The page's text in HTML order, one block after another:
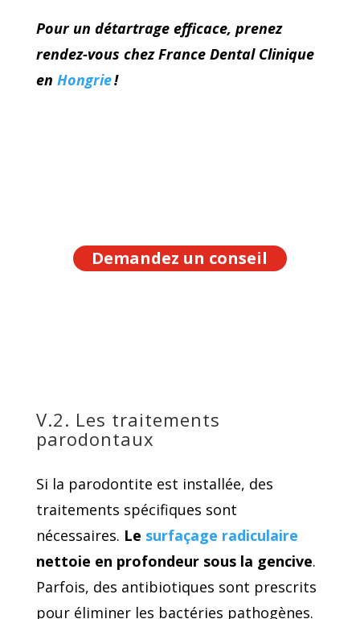
Pour un détartrage efficace, prenez
rendez-vous chez France Dental Clinique
en Hongrie!
Demandez un conseil
V.2. Les traitements
parodontaux
Si la parodontite est installée, des
traitements spécifiques sont
nécessaires. Le surfaçage radiculaire
nettoie en profondeur sous la gencive.
Parfois, des antibiotiques sont prescrits
pour éliminer les bactéries pathogènes.